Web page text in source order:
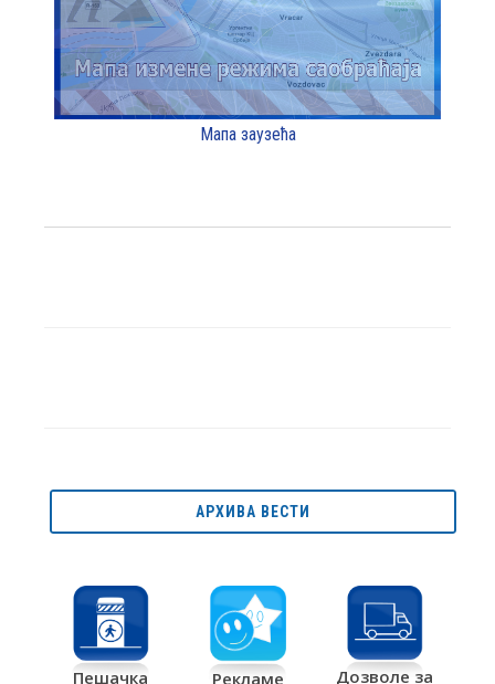
Мапа заузећа
АРХИВА ВЕСТИ
Пешачка
Рекламе
Дозволе за